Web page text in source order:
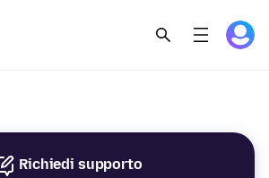
Richiedi supporto